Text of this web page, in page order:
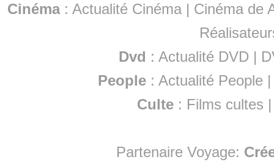
Cinéma: Actualité Cinéma | Cinéma de
Dvd : Actualité DVD |
People :Actualité People
Culte : Films cultes
Partenaire Voyage: